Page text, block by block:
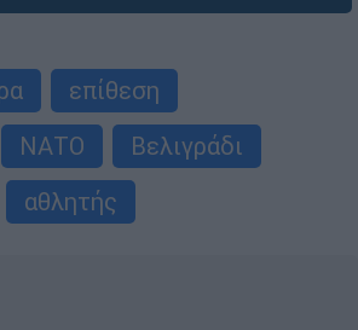
επίθεση
ΝΑΤΟ
Βελιγράδι
αθλητής